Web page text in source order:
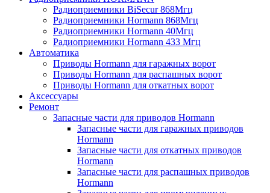
Радиоприемники BiSecur 868Мгц
Радиоприемники Hormann 868Мгц
Радиоприемники Hormann 40Мгц
Радиоприемники Hormann 433 Мгц
Автоматика
Приводы Hormann для гаражных ворот
Приводы Hormann для распашных ворот
Приводы Hormann для откатных ворот
Аксессуары
Ремонт
Запасные части для приводов Hormann
Запасные части для гаражных приводов
Hormann
Запасные части для откатных приводов
Hormann
Запасные части для распашных приводов
Hormann